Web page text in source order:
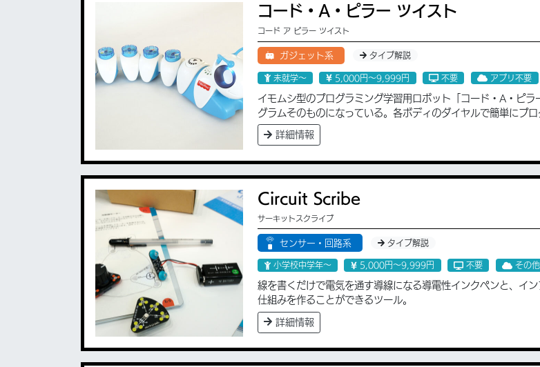
コード・A・ピラー ツイスト
コード ア ピラー ツイスト
ガジェット系 タイプ解説
未就学〜 5,000円〜9,999円 不要 アプリ不要
イモムシ型のプログラミング学習用ロボット「コード・A・ピ
グラムそのものになっている。各ボディのダイヤルで簡単にプロ
詳細情報
Circuit Scribe
サーキットスクライブ
センサー・回路系 タイプ解説
小学校中学年〜 5,000円〜9,999円 不要 その他
線を書くだけで電気を通す導線になる導電性インクペンと、イ
仕組みを作ることができるツール。
詳細情報